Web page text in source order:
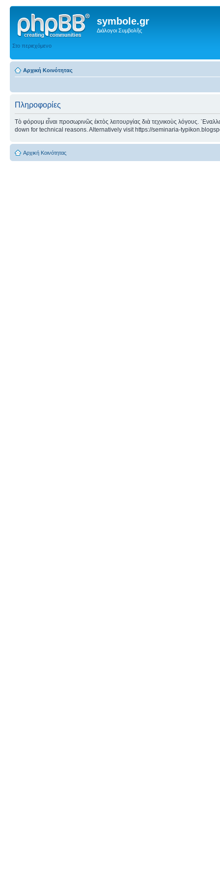
symbole.gr
Διάλογοι Συμβολῆς
Στο περιεχόμενο
Αρχική Κοινότητας
Πληροφορίες
Τὸ φόρουμ εἶναι προσωρινῶς ἐκτὸς λειτουργίας διὰ τεχνικοὺς λόγους.
down for technical reasons. Alternatively visit https://seminaria-
Αρχική Κοινότητας